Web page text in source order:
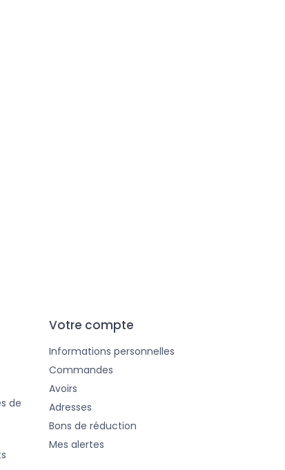
de
Votre compte
Informations personnelles
Commandes
Avoirs
Adresses
Bons de réduction
Mes alertes